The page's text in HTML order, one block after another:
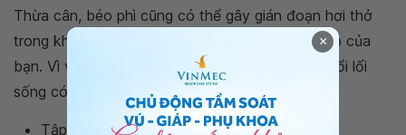
Thừa cân, béo phì cũng có thể gây gián đoạn hơi thở
trong khi ngủ (sleep apnea) và làm tăng huyết áp của
bạn. Vì vậy, giảm cân là một trong những thay đổi lối
sống có hiệu quả nhất để kiểm soát huyết áp.
Tập thể dục thường xuyên
×